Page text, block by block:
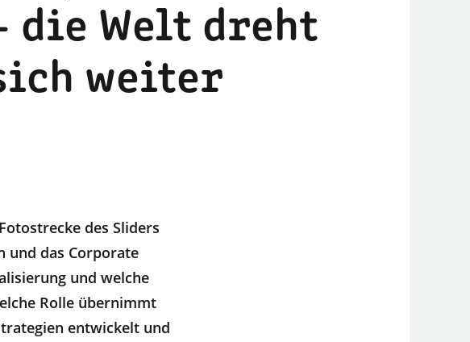
die Welt dreht
weiter
des Sliders
und das Corporate
und welche
Rolle übernimmt
entwickelt und